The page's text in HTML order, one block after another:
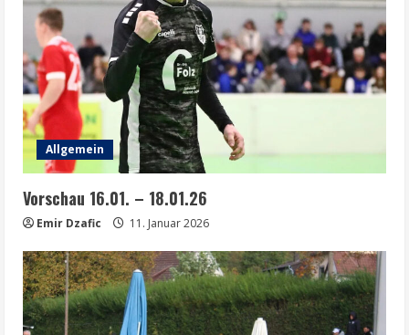
Allgemein
Vorschau 16.01. – 18.01.26
Emir Dzafic 11. Januar 2026